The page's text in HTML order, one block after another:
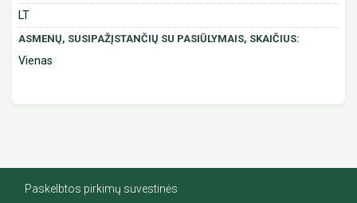
LT
ASMENŲ, SUSIPAŽĮSTANČIŲ SU PASIŪLYMAIS, SKAIČIUS:
Vienas
Paskelbtos pirkimų suvestinės